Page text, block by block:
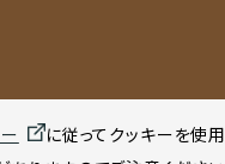
に従ってクッキーを使